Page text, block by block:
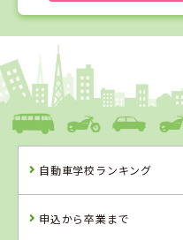
1
宮崎県
梅田学園ドライビ
ビングスクール
自動車学校ランキング
申込から卒業まで